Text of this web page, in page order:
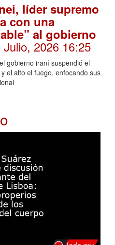
líder supremo
con una
al gobierno
Julio, 2026 16:25
gobierno iraní suspendió el
el alto el fuego, enfocando sus